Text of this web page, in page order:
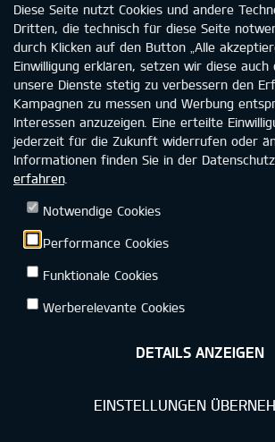
Elektrofahrzeugen (EV) und Plug-in Hybrid-
(PHEV) garantiert Kia eine
Kapazitätsminderung der Batterie in HEV-
Fahrzeugen ist nicht durch die Garantie
einer möglichen Kapazitätsminderung
kannst, entnimmst du bitte der
Informationen zur Kia-Garantie findest du
www.kia.com/de/garantie.
Kia Deutschland Datenschutz
Impressum AGB Kontakt
©2026 KIA DEUTSCHLAND GMBH
Diese Seite nutzt Cookies und andere
Dritten, die technisch für diese Seite
durch Klicken auf den Button „Alle
Einwilligung erklären, setzen wir diese
unsere Dienste stetig zu verbessern den
Kampagnen zu messen und Werbung
Interessen anzuzeigen. Eine erteilte
jederzeit für die Zukunft widerrufen oder
Informationen finden Sie in der
erfahren.
Notwendige Cookies
Performance Cookies
Funktionale Cookies
Werberelevante Cookies
DETAILS ANZEIGEN
EINSTELLUNGEN